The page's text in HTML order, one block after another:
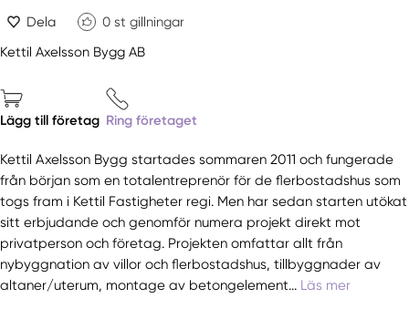
Dela 0 st gillningar
Kettil Axelsson Bygg AB
Lägg till företag Ring företaget
Kettil Axelsson Bygg startades sommaren 2011 och fungerade
från början som en totalentreprenör för de flerbostadshus som
togs fram i Kettil Fastigheter regi. Men har sedan starten utökat
sitt erbjudande och genomför numera projekt direkt mot
privatperson och företag. Projekten omfattar allt från
nybyggnation av villor och flerbostadshus, tillbyggnader av
altaner/uterum, montage av betongelement... Läs mer